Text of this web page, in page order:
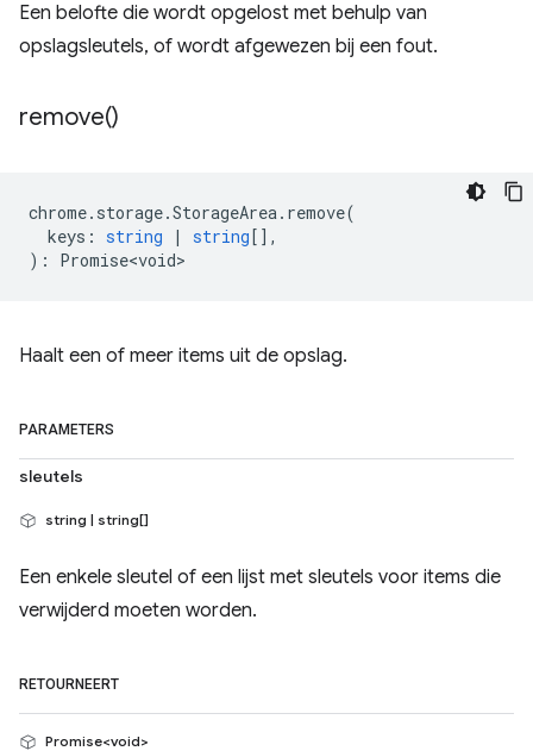
Een belofte die wordt opgelost met behulp van
opslagsleutels, of wordt afgewezen bij een fout.
remove()
chrome. storage.StorageArea. remove(
keys : string | string[],
) : Promise<void>
Haalt een of meer items uit de opslag.
PARAMETERS
sleutels
string | string[]
Een enkele sleutel of een lijst met sleutels voor items die
verwijderd moeten worden.
RETOURNEERT
Promise<void>